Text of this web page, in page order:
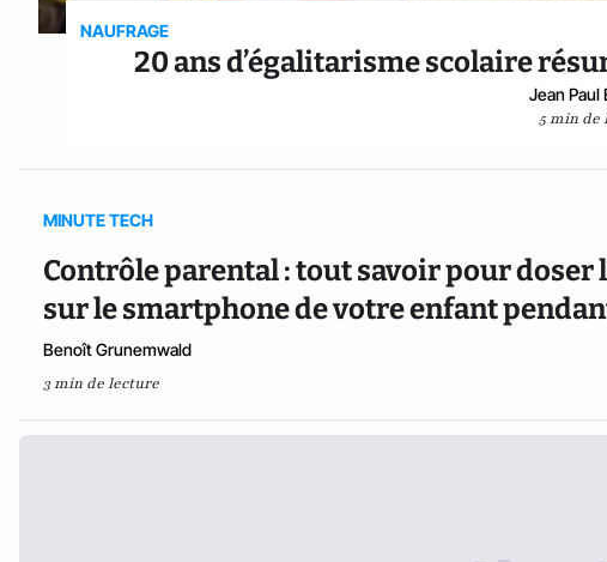
NAUFRAGE
20 ans d’égalitarisme scolaire
Jean Paul
5 min de
MINUTE TECH
Contrôle parental : tout savoir pour
sur le smartphone de votre enfant
Benoît Grunemwald
3 min de lecture